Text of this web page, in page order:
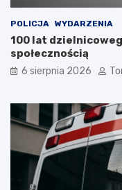
POLICJA WYDARZENIA
100 lat
społecznością
6 sierpnia 2026